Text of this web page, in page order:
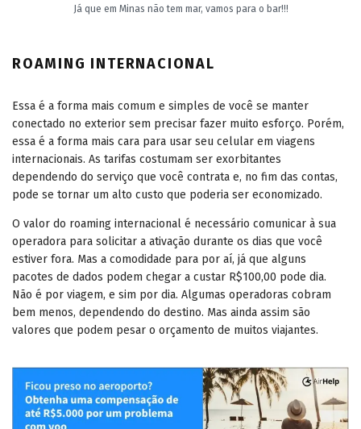
Já que em Minas não tem mar, vamos para o bar!!!
ROAMING INTERNACIONAL
Essa é a forma mais comum e simples de você se manter
conectado no exterior sem precisar fazer muito esforço. Porém,
essa é a forma mais cara para usar seu celular em viagens
internacionais. As tarifas costumam ser exorbitantes
dependendo do serviço que você contrata e, no fim das contas,
pode se tornar um alto custo que poderia ser economizado.
O valor do roaming internacional é necessário comunicar à sua
operadora para solicitar a ativação durante os dias que você
estiver fora. Mas a comodidade para por aí, já que alguns
pacotes de dados podem chegar a custar R$100,00 pode dia.
Não é por viagem, e sim por dia. Algumas operadoras cobram
bem menos, dependendo do destino. Mas ainda assim são
valores que podem pesar o orçamento de muitos viajantes.